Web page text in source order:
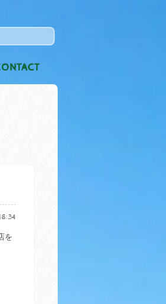
を